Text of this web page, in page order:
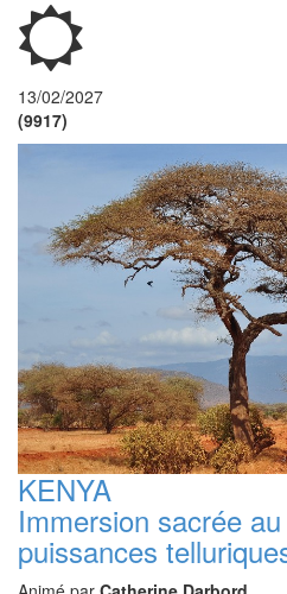
13/02/2027
(9917)
KENYA
Immersion sacrée
puissances